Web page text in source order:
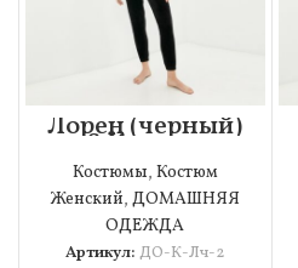
Лорен (черный)
S Костюм
велюровый
Костюмы, Костюм
Женский,ДОМАШНЯЯ
ОДЕЖДА
Артикул: ДО-К-Лч-2